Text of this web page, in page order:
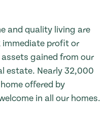
and quality living are
immediate profit or
gained from our
estate. Nearly 32,000
offered by
in all our homes.